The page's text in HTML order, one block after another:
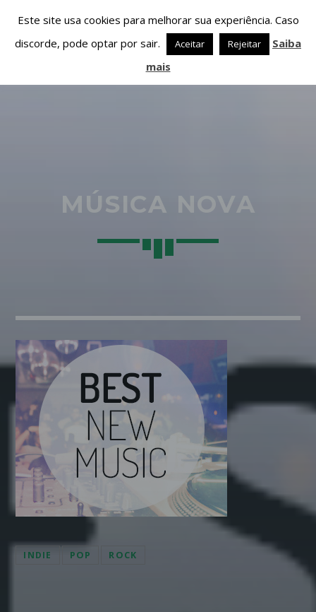
Twitter
Facebook
Pinterest
MÚSICA NOVA
INDIE POP ROCK
Este site usa cookies para melhorar sua experiência. Caso
discorde, pode optar por sair.
Aceitar Rejeitar
Saiba
mais